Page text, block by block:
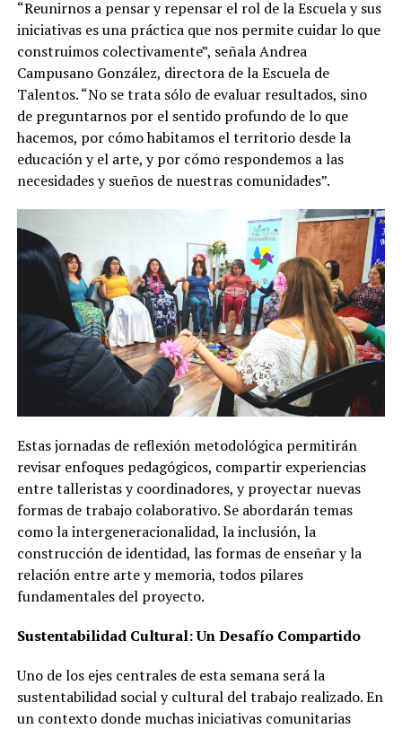
“Reunirnos a pensar y repensar el rol de la Escuela y sus
iniciativas es una práctica que nos permite cuidar lo que
construimos colectivamente”, señala Andrea
Campusano González, directora de la Escuela de
Talentos. “No se trata sólo de evaluar resultados, sino
de preguntarnos por el sentido profundo de lo que
hacemos, por cómo habitamos el territorio desde la
educación y el arte, y por cómo respondemos a las
necesidades y sueños de nuestras comunidades”.
Estas jornadas de reflexión metodológica permitirán
revisar enfoques pedagógicos, compartir experiencias
entre talleristas y coordinadores, y proyectar nuevas
formas de trabajo colaborativo. Se abordarán temas
como la intergeneracionalidad, la inclusión, la
construcción de identidad, las formas de enseñar y la
relación entre arte y memoria, todos pilares
fundamentales del proyecto.
Sustentabilidad Cultural: Un Desafío Compartido
Uno de los ejes centrales de esta semana será la
sustentabilidad social y cultural del trabajo realizado. En
un contexto donde muchas iniciativas comunitarias